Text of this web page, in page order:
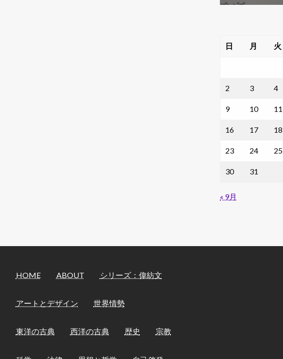
日 月 火
2 3 4
9 10 11
16 17 18
23 24 25
30 31
« 9月
HOME ABOUT シリーズ：偉紡文
アートとデザイン 世界情勢
東洋の古典 西洋の古典 歴史 宗教